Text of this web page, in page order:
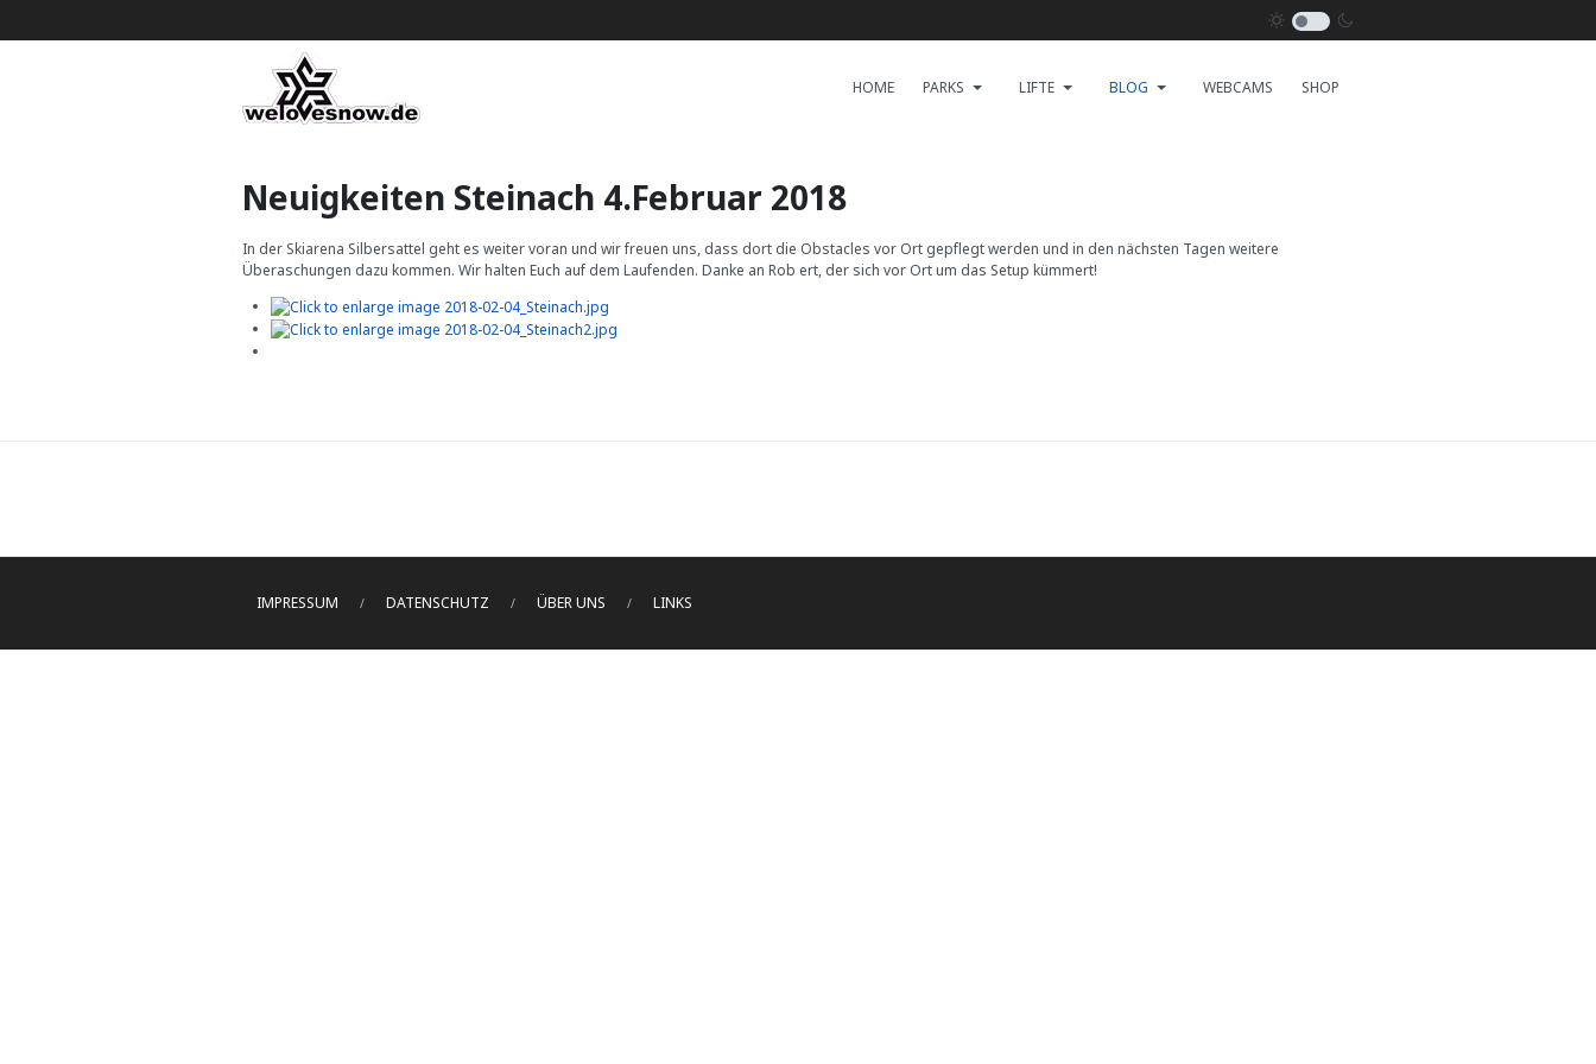
HOME PARKS LIFTE BLOG WEBCAMS SHOP
Neuigkeiten Steinach 4.Februar 2018
In der Skiarena Silbersattel geht es weiter voran und wir freuen uns, dass dort die Obstacles vor Ort gepflegt werden und in den nächsten Tagen weitere
Überaschungen dazu kommen. Wir halten Euch auf dem Laufenden. Danke an Rob ert, der sich vor Ort um das Setup kümmert!
IMPRESSUM DATENSCHUTZ ÜBER UNS LINKS